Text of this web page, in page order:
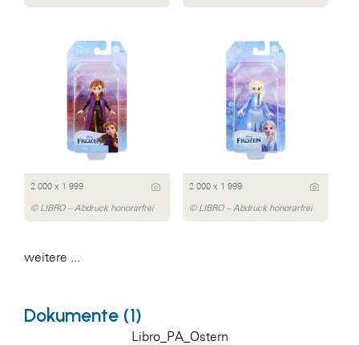
2 000 x 1 999
© LIBRO – Abdruck honorarfrei
2 000 x 1 999
© LIBRO – Abdruck honorarfrei
weitere ...
Dokumente (1)
Libro_PA_Ostern